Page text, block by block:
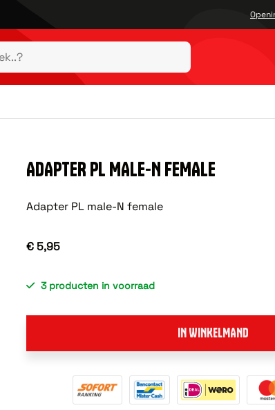
ADAPTER PL MALE-N FEMALE
Adapter PL male-N female
€ 5,95
3 producten in voorraad
IN WINKELMAND